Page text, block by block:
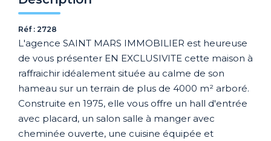
Réf : 2728
L'agence SAINT MARS IMMOBILIER est heureuse
de vous présenter EN EXCLUSIVITE cette maison à
raffraichir idéalement située au calme de son
hameau sur un terrain de plus de 4000 m² arboré.
Construite en 1975, elle vous offre un hall d'entrée
avec placard, un salon salle à manger avec
cheminée ouverte, une cuisine équipée et